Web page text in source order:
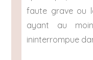
faute grave ou
ayant au
ininterrompue